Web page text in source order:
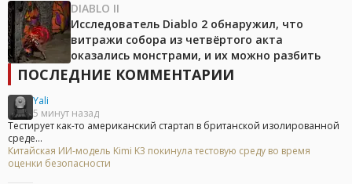
DIABLO II
Исследователь Diablo 2 обнаружил, что
витражи собора из четвёртого акта
оказались монстрами, и их можно разбить
ПОСЛЕДНИЕ КОММЕНТАРИИ
Yali
5 минут назад
Тестирует как-то американский стартап в британской изолированной
среде...
Китайская ИИ-модель Kimi K3 покинула тестовую среду во время
оценки безопасности